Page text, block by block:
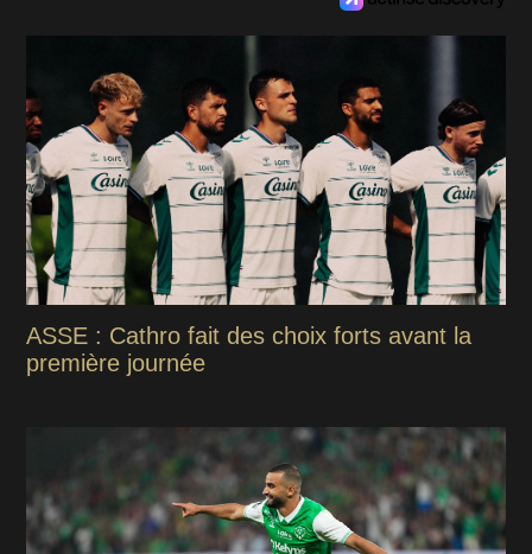
ASSE : Cathro fait des choix forts avant la
première journée